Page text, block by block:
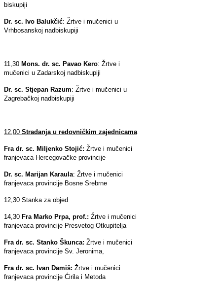
biskupiji
Dr. sc. Ivo Balukčić: Žrtve i mučenici u
Vrhbosanskoj nadbiskupiji
11,30 Mons. dr. sc. Pavao Kero: Žrtve i
mučenici u Zadarskoj nadbiskupiji
Dr. sc. Stjepan Razum: Žrtve i mučenici u
Zagrebačkoj nadbiskupiji
12,00 Stradanja u redovničkim zajednicama
Fra dr. sc. Miljenko Stojić: Žrtve i mučenici
franjevaca Hercegovačke provincije
Dr. sc. Marijan Karaula: Žrtve i mučenici
franjevaca provincije Bosne Srebrne
12,30 Stanka za objed
14,30 Fra Marko Prpa, prof.: Žrtve i mučenici
franjevaca provincije Presvetog Otkupitelja
Fra dr. sc. Stanko Škunca: Žrtve i mučenici
franjevaca provincije Sv. Jeronima,
Fra dr. sc. Ivan Damiš: Žrtve i mučenici
franjevaca provincije Ćirila i Metoda